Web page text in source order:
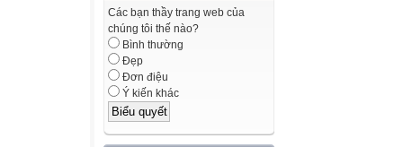
Các bạn thầy trang web của
chúng tôi thế nào?
Bình thường
Đẹp
Đơn điệu
Ý kiến khác